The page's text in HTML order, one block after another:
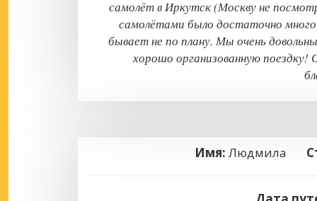
самолёт в Иркутск (Москву не
самолётами было достаточно
бывает не по плану. Мы очень
хорошо организованную
Имя:Людмила